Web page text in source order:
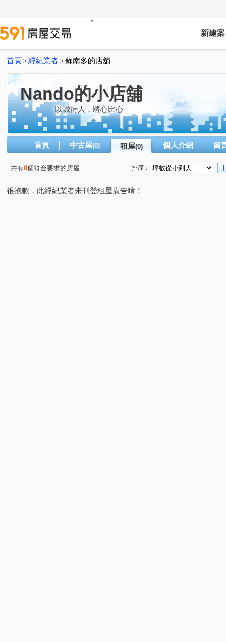
新建案
首頁 > 經紀業者 > 蘇南多的店舖
Nando的小店舖
以誠待人，將心比心
首頁 中古屋(0) 租屋(0) 個人介紹 留
共有0個符合要求的房屋 排序：
很抱歉，此經紀業者未刊登租屋廣告唷！